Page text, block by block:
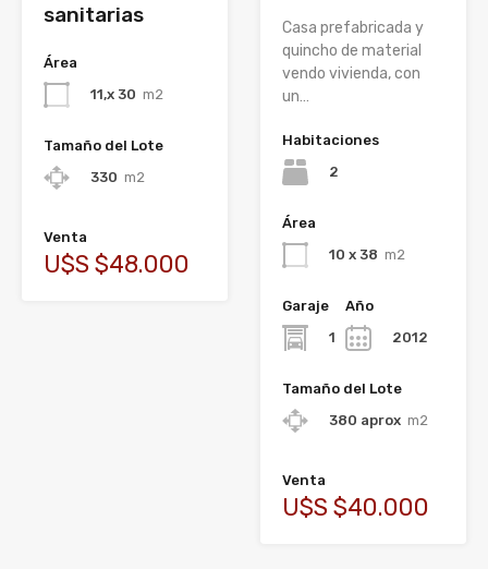
sanitarias
Área
11,x 30 m2
Tamaño del Lote
330 m2
Venta
U$S $48.000
Casa prefabricada y
quincho de material
vendo vivienda, con
un…
Habitaciones
2
Área
10 x 38 m2
Garaje
1
Año
2012
Tamaño del Lote
380 aprox m2
Venta
U$S $40.000